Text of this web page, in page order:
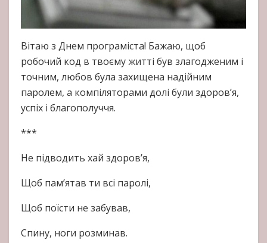
Вітаю з Днем програміста! Бажаю, щоб
робочий код в твоєму житті був злагодженим і
точним, любов була захищена надійним
паролем, а компіляторами долі були здоров’я,
успіх і благополуччя.
***
Не підводить хай здоров’я,
Щоб пам’ятав ти всі паролі,
Щоб поїсти не забував,
Спину, ноги розминав.